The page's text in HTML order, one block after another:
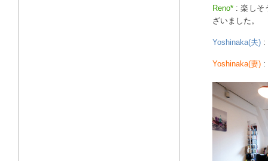
Reno* : 楽しそ
ざいました。
Yoshinaka(夫) :
Yoshinaka(妻) :